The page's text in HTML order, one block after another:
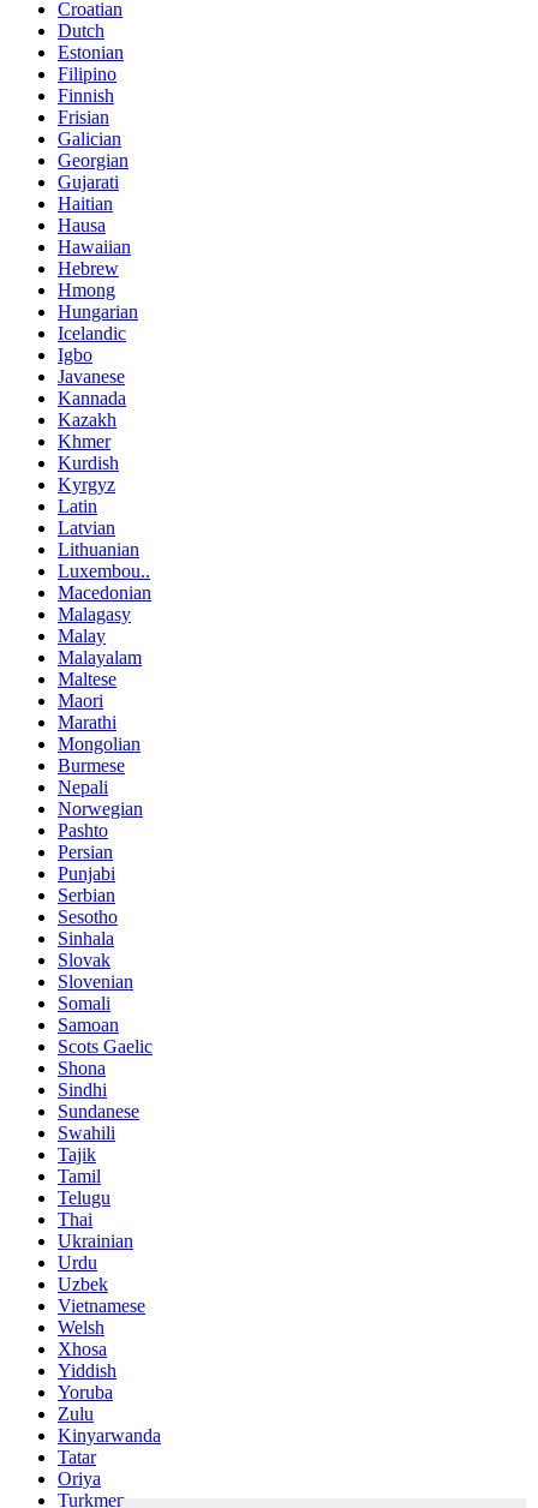
Croatian
Dutch
Estonian
Filipino
Finnish
Frisian
Galician
Georgian
Gujarati
Haitian
Hausa
Hawaiian
Hebrew
Hmong
Hungarian
Icelandic
Igbo
Javanese
Kannada
Kazakh
Khmer
Kurdish
Kyrgyz
Latin
Latvian
Lithuanian
Luxembou..
Macedonian
Malagasy
Malay
Malayalam
Maltese
Maori
Marathi
Mongolian
Burmese
Nepali
Norwegian
Pashto
Persian
Punjabi
Serbian
Sesotho
Sinhala
Slovak
Slovenian
Somali
Samoan
Scots Gaelic
Shona
Sindhi
Sundanese
Swahili
Tajik
Tamil
Telugu
Thai
Ukrainian
Urdu
Uzbek
Vietnamese
Welsh
Xhosa
Yiddish
Yoruba
Zulu
Kinyarwanda
Tatar
Oriya
Turkmen